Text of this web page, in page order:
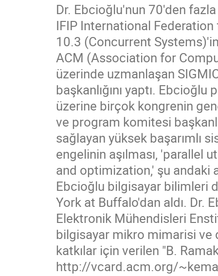
Dr. Ebcioğlu'nun 70'den
IFIP International
10.3 (Concurrent Systems)'in
ACM (Association for
üzerinde uzmanlaşan
başkanlığını yaptı.
üzerine birçok kongrenin
ve program komitesi
sağlayan yüksek başarımlı
engelinin aşılması, 'parallel
and optimization,' şu andaki
Ebcioğlu bilgisayar bilimleri
York at Buffalo'dan aldı. Dr.
Elektronik Mühendisleri
bilgisayar mikro mimarisi ve
katkılar için verilen "B.
http://vcard.acm.org/